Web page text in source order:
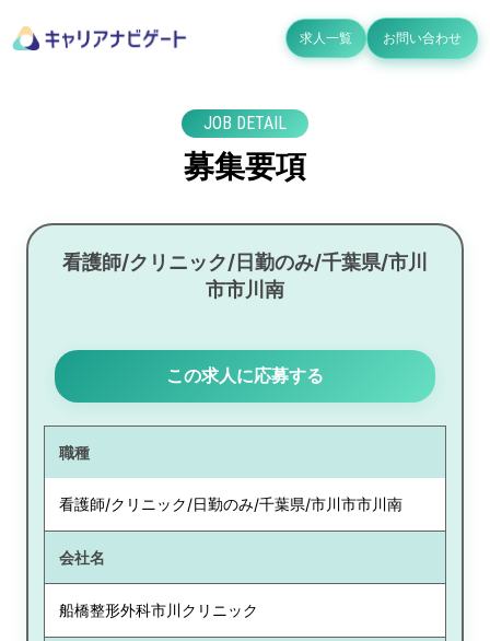
求人一覧 お問い合わせ
JOB DETAIL
募集要項
看護師/クリニック/日勤のみ/千葉県/市川
市市川南
この求人に応募する
職種
看護師/クリニック/日勤のみ/千葉県/市川市市川南
会社名
船橋整形外科市川クリニック